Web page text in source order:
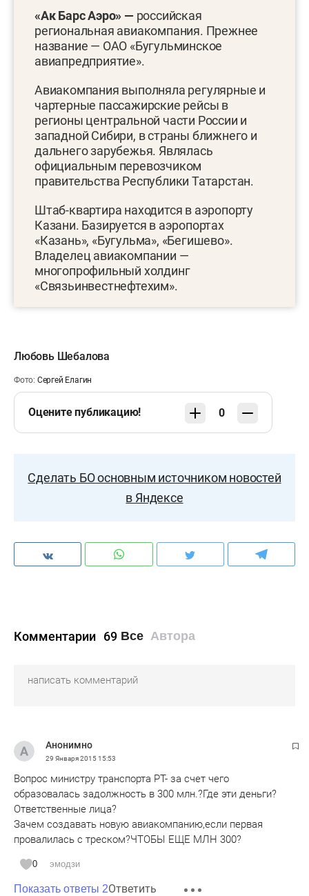
«Ак Барс Аэро» — российская
региональная авиакомпания. Прежнее
название — ОАО «Бугульминское
авиапредприятие».
Авиакомпания выполняла регулярные и
чартерные пассажирские рейсы в
регионы центральной части России и
западной Сибири, в страны ближнего и
дальнего зарубежья. Являлась
официальным перевозчиком
правительства Республики Татарстан.
Штаб-квартира находится в аэропорту
Казани. Базируется в аэропортах
«Казань», «Бугульма», «Бегишево».
Владелец авиакомпании —
многопрофильный холдинг
«Связьинвестнефтехим».
Любовь Шебалова
Фото: Сергей Елагин
Оцените публикацию! 0
Сделать БО основным источником новостей
в Яндексе
Комментарии 69 Все Автора
Анонимно
29 Января 201515:53
Вопрос министру транспорта РТ- за счет чего
образовалась задолжность в 300 млн.?Где эти деньги?
Ответственные лица?
Зачем создавать новую авиакомпанию,если первая
провалилась с треском?ЧТОБЫ ЕЩЕ МЛН 300?
0 эмодзи
Показать ответы 2Ответить